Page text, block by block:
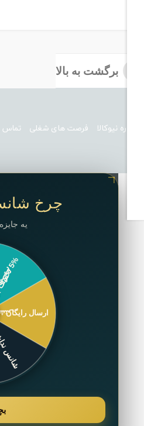
برگشت به بالا
فرصت های شغلی تماس با ما
چرخ شانس
یه جایزه ویژه
✦